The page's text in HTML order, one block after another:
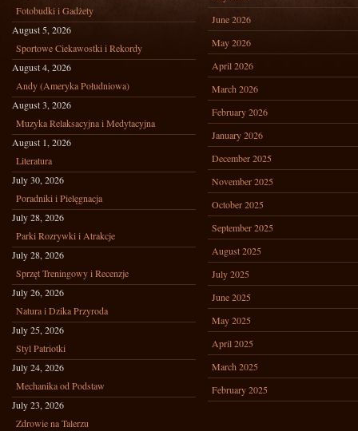
Fotobudki i Gadżety
August 5, 2026
Sportowe Ciekawostki i Rekordy
August 4, 2026
Andy (Ameryka Południowa)
August 3, 2026
Muzyka Relaksacyjna i Medytacyjna
August 1, 2026
Literatura
July 30, 2026
Poradniki i Pielęgnacja
July 28, 2026
Parki Rozrywki i Atrakcje
July 28, 2026
Sprzęt Treningowy i Recenzje
July 26, 2026
Natura i Dzika Przyroda
July 25, 2026
Styl Patriotki
July 24, 2026
Mechanika od Podstaw
July 23, 2026
Zdrowie na Talerzu
June 2026
May 2026
April 2026
March 2026
February 2026
January 2026
December 2025
November 2025
October 2025
September 2025
August 2025
July 2025
June 2025
May 2025
April 2025
March 2025
February 2025